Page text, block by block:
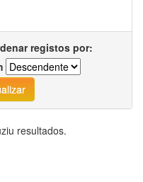
registos por:
resultados.